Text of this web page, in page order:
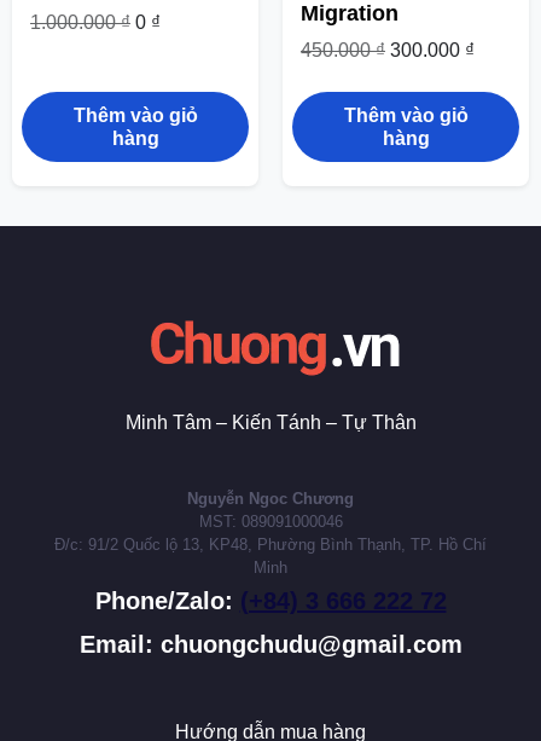
1.000.000₫ 0 ₫
Thêm vào giỏ
hàng
Migration
450.000₫ 300.000 ₫
Thêm vào giỏ
hàng
Minh Tâm – Kiến Tánh – Tự Thân
Nguyễn Ngoc Chương
MST: 089091000046
Đ/c: 91/2 Quốc lộ 13, KP48, Phường Bình Thạnh, TP. Hồ Chí
Minh
Phone/Zalo:
Email: chuongchudu@gmail.com
Hướng dẫn mua hàng